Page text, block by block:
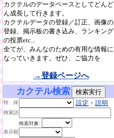
カクテルのデータベースとしてどんど
ん成長して行きます。
カクテルデータの登録／訂正、画像の
登録、掲示板の書き込み、ランキング
の投票etc...
全てが、みんなのための有用な情報に
なっていきます。ぜひ、ご協力を
→登録ページへ
カクテル検索
特 殊 設定 ・ 説明
検索語
検索対象:
表示順